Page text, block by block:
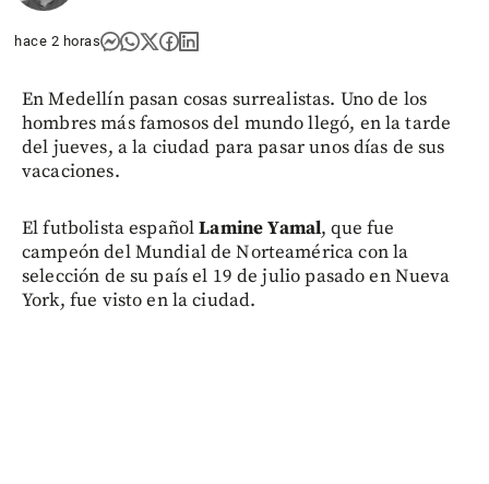
hace 2 horas
En Medellín pasan cosas surrealistas. Uno de los
hombres más famosos del mundo llegó, en la tarde
del jueves, a la ciudad para pasar unos días de sus
vacaciones.
El futbolista españolLamine Yamal, que fue
campeón del Mundial de Norteamérica con la
selección de su país el 19 de julio pasado en Nueva
York, fue visto en la ciudad.